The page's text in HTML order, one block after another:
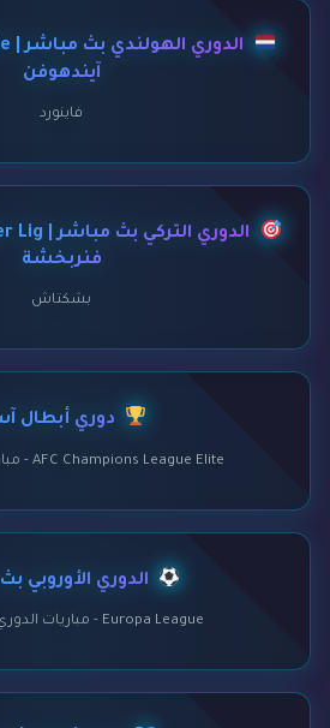
آيندهوفن
فاينورد
فنربخشة
بشكتاش
دوري أبطال
AFC Champions League Elite - مباريات أبطال آسيا
الدوري الأوروبي
Europa League - مباريات الدوري الأوروبي HD